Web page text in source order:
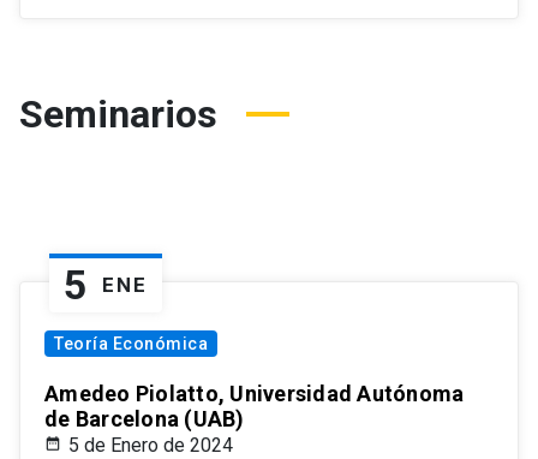
Seminarios
5 ENE
Teoría Económica
Amedeo Piolatto, Universidad Autónoma
de Barcelona (UAB)
5 de Enero de 2024